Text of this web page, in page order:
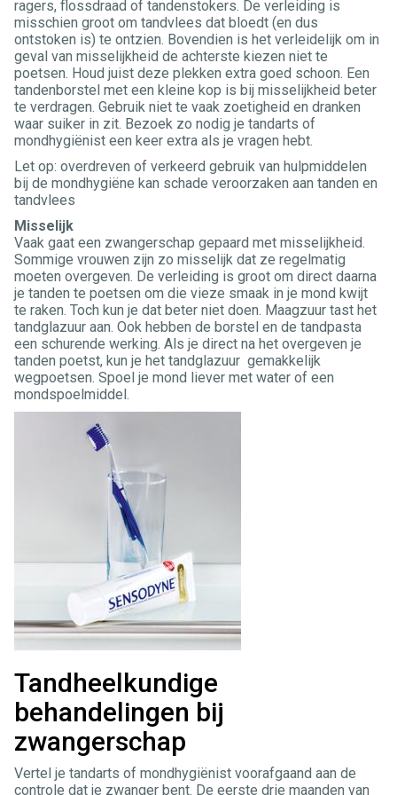
ragers, flossdraad of tandenstokers. De verleiding is
misschien groot om tandvlees dat bloedt (en dus
ontstoken is) te ontzien. Bovendien is het verleidelijk om in
geval van misselijkheid de achterste kiezen niet te
poetsen. Houd juist deze plekken extra goed schoon. Een
tandenborstel met een kleine kop is bij misselijkheid beter
te verdragen. Gebruik niet te vaak zoetigheid en dranken
waar suiker in zit. Bezoek zo nodig je tandarts of
mondhygiënist een keer extra als je vragen hebt.
Let op: overdreven of verkeerd gebruik van hulpmiddelen
bij de mondhygiëne kan schade veroorzaken aan tanden en
tandvlees
Misselijk
Vaak gaat een zwangerschap gepaard met misselijkheid.
Sommige vrouwen zijn zo misselijk dat ze regelmatig
moeten overgeven. De verleiding is groot om direct daarna
je tanden te poetsen om die vieze smaak in je mond kwijt
te raken. Toch kun je dat beter niet doen. Maagzuur tast het
tandglazuur aan. Ook hebben de borstel en de tandpasta
een schurende werking. Als je direct na het overgeven je
tanden poetst, kun je het tandglazuur gemakkelijk
wegpoetsen. Spoel je mond liever met water of een
mondspoelmiddel.
Tandheelkundige
behandelingen bij
zwangerschap
Vertel je tandarts of mondhygiënist voorafgaand aan de
controle dat je zwanger bent. De eerste drie maanden van